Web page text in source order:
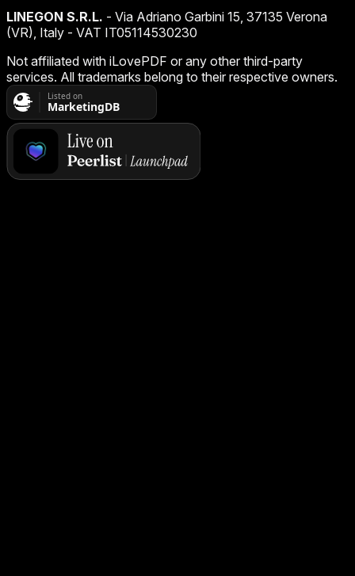
LINEGON S.R.L. - Via Adriano Garbini 15, 37135 Verona
(VR), Italy - VAT IT05114530230
Not affiliated with iLovePDF or any other third-party
services. All trademarks belong to their respective owners.